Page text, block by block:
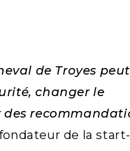
de Troyes peut
changer le
des
de la